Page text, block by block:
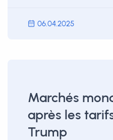
06.04.2025
Marchés
après les
Trump